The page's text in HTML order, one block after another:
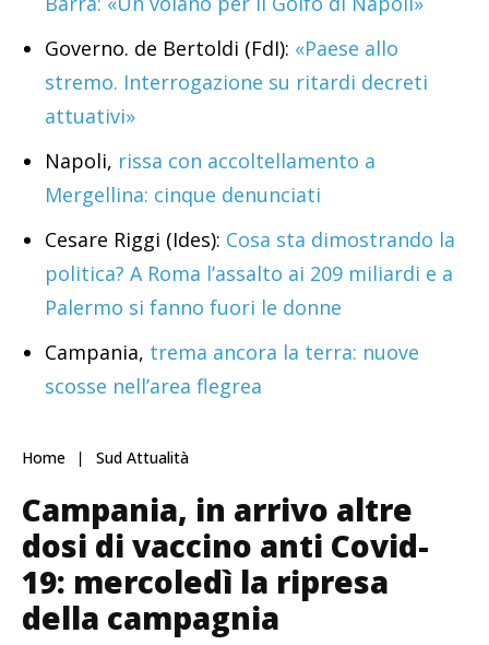
Governo. de Bertoldi (FdI): «Paese allo
stremo. Interrogazione su ritardi decreti
attuativi»
Napoli, rissa con accoltellamento a
Mergellina: cinque denunciati
Cesare Riggi (Ides): Cosa sta dimostrando la
politica? A Roma l’assalto ai 209 miliardi e a
Palermo si fanno fuori le donne
Campania, trema ancora la terra: nuove
scosse nell’area flegrea
Home Sud Attualità
Campania, in arrivo altre
dosi di vaccino anti Covid-
19: mercoledì la ripresa
della campagnia